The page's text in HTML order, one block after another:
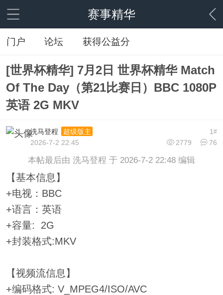
赛事精华
门户 论坛 获得公益分
[世界杯精华] 7月2日 世界杯精华 Match
Of The Day（第21比赛日）BBC 1080P
英语 2G MKV
1#
洗马登程
超级版主
2779
76
2026-7-2 22:45
本帖最后由 洗马登程 于 2026-7-2 22:48 编辑
【基本信息】
+电视：BBC
+语言：英语
+容量: 2G
+封装格式:MKV
【视频流信息】
+编码格式: V_MPEG4/ISO/AVC